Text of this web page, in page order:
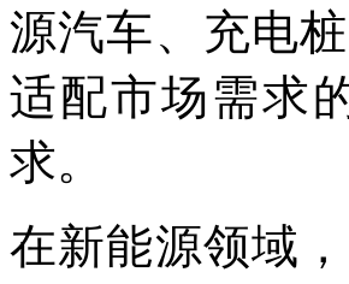
源汽车、充电
适配市场需求
求。
在新能源领域